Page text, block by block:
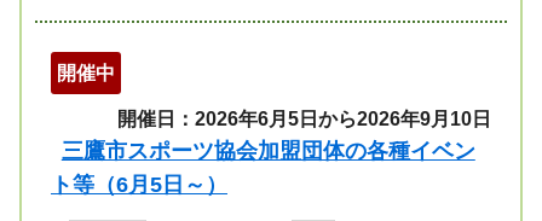
開催中
開催日：2026年6月5日から2026年9月10日
三鷹市スポーツ協会加盟団体の各種イベン
ト等（6月5日～）